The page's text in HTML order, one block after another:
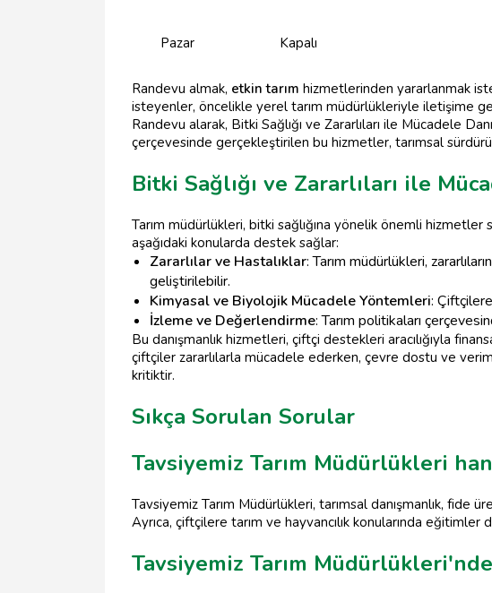
Pazar Kapalı
Randevu almak, etkin tarım hizmetlerinden yararlanmak
isteyenler, öncelikle yerel tarım müdürlükleriyle iletişime
Randevu alarak, Bitki Sağlığı ve Zararlıları ile Mücadele
çerçevesinde gerçekleştirilen bu hizmetler, tarımsal
Bitki Sağlığı ve Zararlıları ile
Tarım müdürlükleri, bitki sağlığına yönelik önemli
aşağıdaki konularda destek sağlar:
Zararlılar ve Hastalıklar: Tarım müdürlükleri,
geliştirilebilir.
Kimyasal ve Biyolojik Mücadele Yöntemleri:
İzleme ve Değerlendirme: Tarım politikaları
Bu danışmanlık hizmetleri, çiftçi destekleri aracılığıyla
çiftçiler zararlılarla mücadele ederken, çevre dostu ve
kritiktir.
Sıkça Sorulan Sorular
Tavsiyemiz Tarım Müdürlükleri
Tavsiyemiz Tarım Müdürlükleri, tarımsal danışmanlık,
Ayrıca, çiftçilere tarım ve hayvancılık konularında
Tavsiyemiz Tarım